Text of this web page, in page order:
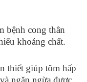
bệnh cong thân
khoáng chất.
thiết giúp tôm hấp
ngăn ngừa được